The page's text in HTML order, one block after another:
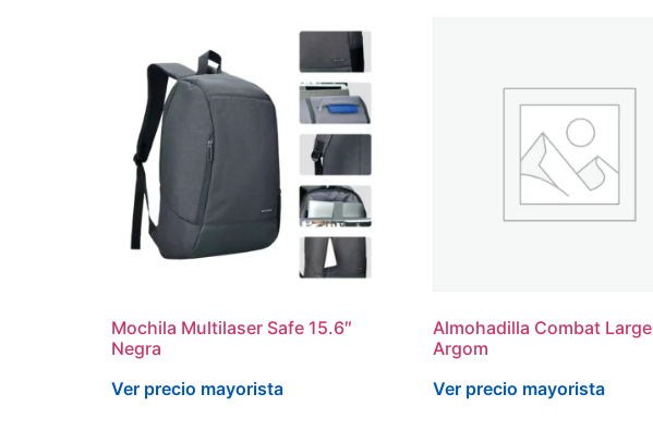
Mochila Multilaser Safe 15.6″
Negra
Ver precio mayorista
Almohadilla Combat Large
Argom
Ver precio mayorista